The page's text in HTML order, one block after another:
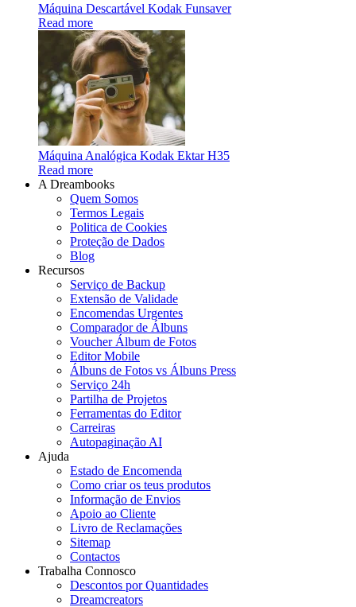
Máquina Descartável Kodak Funsaver
Read more
Máquina Analógica Kodak Ektar H35
Read more
A Dreambooks
Quem Somos
Termos Legais
Politica de Cookies
Proteção de Dados
Blog
Recursos
Serviço de Backup
Extensão de Validade
Encomendas Urgentes
Comparador de Álbuns
Voucher Álbum de Fotos
Editor Mobile
Álbuns de Fotos vs Álbuns Press
Serviço 24h
Partilha de Projetos
Ferramentas do Editor
Carreiras
Autopaginação AI
Ajuda
Estado de Encomenda
Como criar os teus produtos
Informação de Envios
Apoio ao Cliente
Livro de Reclamações
Sitemap
Contactos
Trabalha Connosco
Descontos por Quantidades
Dreamcreators